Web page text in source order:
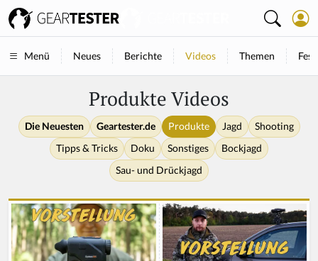
Menü Neues Berichte Videos Themen
Produkte Videos
Die Neuesten Geartester.de Produkte Jagd
Shooting
Tipps & Tricks
Doku Sonstiges
Bockjagd
Sau- und Drückjagd